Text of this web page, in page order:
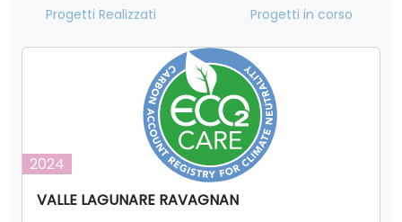
Progetti Realizzati Progetti in corso
2024
VALLE LAGUNARE RAVAGNAN